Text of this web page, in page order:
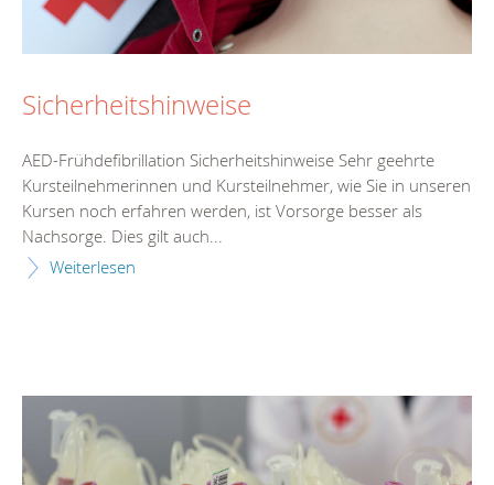
Sicherheitshinweise
AED-Frühdefibrillation Sicherheitshinweise Sehr geehrte
Kursteilnehmerinnen und Kursteilnehmer, wie Sie in unseren
Kursen noch erfahren werden, ist Vorsorge besser als
Nachsorge. Dies gilt auch...
Weiterlesen